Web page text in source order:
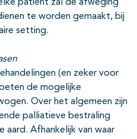
patiënt zal de afweging
te worden gemaakt, bij
setting.
(en zeker voor
de mogelijke
Over het algemeen zijn
palliatieve bestraling
aard. Afhankelijk van waar